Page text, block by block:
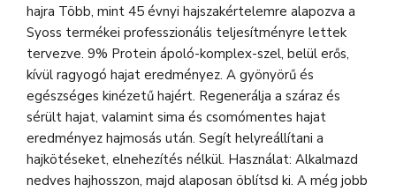
hajra Több, mint 45 évnyi hajszakértelemre alapozva a
Syoss termékei professzionális teljesítményre lettek
tervezve. 9% Protein ápoló-komplex-szel, belül erős,
kívül ragyogó hajat eredményez. A gyönyörű és
egészséges kinézetű hajért. Regenerálja a száraz és
sérült hajat, valamint sima és csomómentes hajat
eredményez hajmosás után. Segít helyreállítani a
hajkötéseket, elnehezítés nélkül. Használat: Alkalmazd
nedves hajhosszon, majd alaposan öblítsd ki. A még jobb